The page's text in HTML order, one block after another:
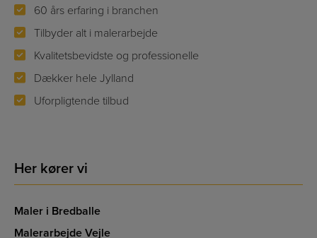
60 års erfaring i branchen
Tilbyder alt i malerarbejde
Kvalitetsbevidste og professionelle
Dækker hele Jylland
Uforpligtende tilbud
Her kører vi
Maler i Bredballe
Malerarbejde Vejle